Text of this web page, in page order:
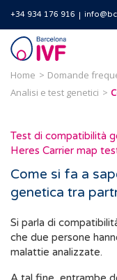
+34 934 176 916
Barcelona
IVF
Home Domande
Analisi e test genetici
Test di compatibilità
Heres Carrier map
Come si fa a
genetica tra
Si parla di
che due persone
malattie analizzate.